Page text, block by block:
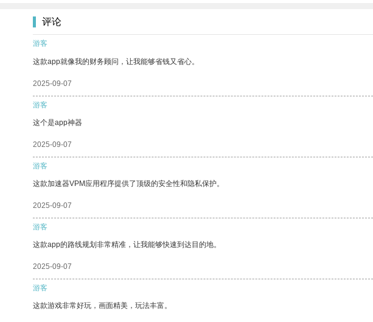
评论
游客
这款app就像我的财务顾问，让我能够省钱又省心。
2025-09-07
游客
这个是app神器
2025-09-07
游客
这款加速器VPM应用程序提供了顶级的安全性和隐私保护。
2025-09-07
游客
这款app的路线规划非常精准，让我能够快速到达目的地。
2025-09-07
游客
这款游戏非常好玩，画面精美，玩法丰富。